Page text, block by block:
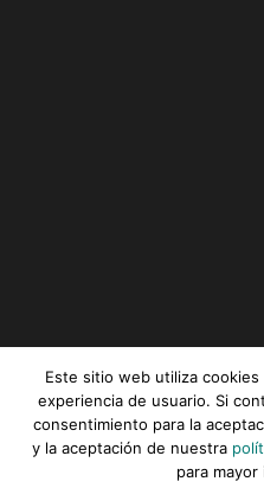
Serviz © All rights
privacidad| Política de
Este sitio web utiliza
experiencia de usuario. Si
consentimiento para la
y la aceptación de nuestra
para